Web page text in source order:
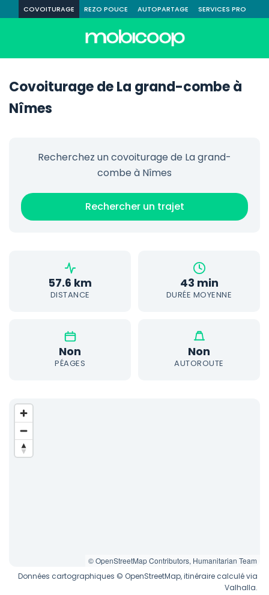
COVOITURAGE REZO POUCE AUTOPARTAGE SERVICES PRO
Covoiturage de La grand-combe à
Nîmes
Recherchez un covoiturage de La grand-
combe à Nîmes
Rechercher un trajet
57.6 km
DISTANCE
43 min
DURÉE MOYENNE
Non
PÉAGES
Non
AUTOROUTE
© OpenStreetMap Contributors, Humanitarian Team
Données cartographiques © OpenStreetMap, itinéraire calculé via
Valhalla.